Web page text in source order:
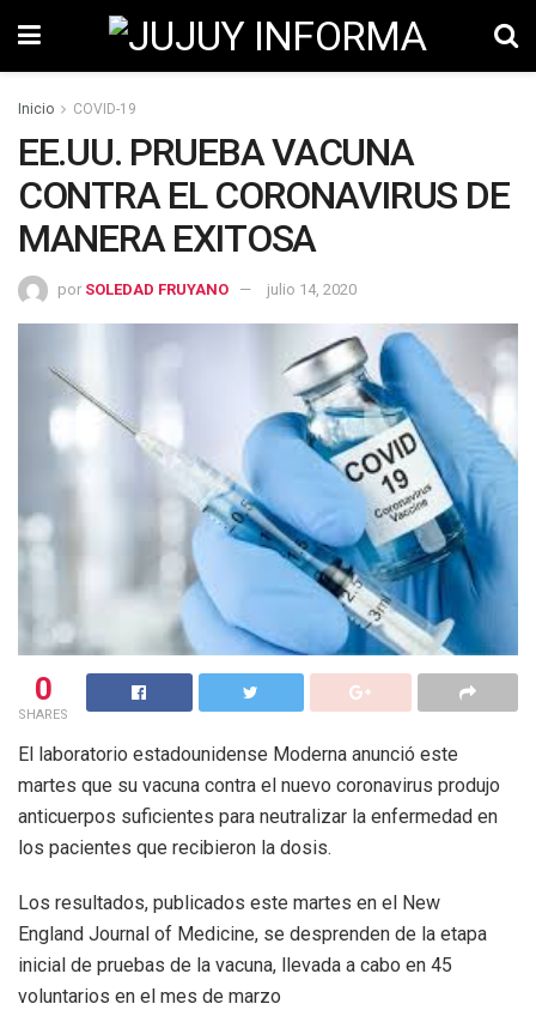
Inicio COVID-19
EE.UU. PRUEBA VACUNA
CONTRA EL CORONAVIRUS DE
MANERA EXITOSA
por SOLEDAD FRUYANO julio 14, 2020
0
SHARES
El laboratorio estadounidense Moderna anunció este
martes que su vacuna contra el nuevo coronavirus produjo
anticuerpos suficientes para neutralizar la enfermedad en
los pacientes que recibieron la dosis.
Los resultados, publicados este martes en el New
England Journal of Medicine, se desprenden de la etapa
inicial de pruebas de la vacuna, llevada a cabo en 45
voluntarios en el mes de marzo